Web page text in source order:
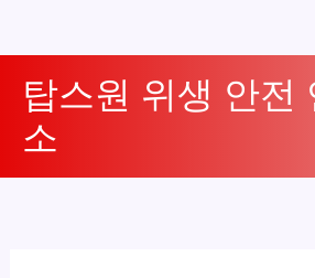
탑스원 위생 안전
소